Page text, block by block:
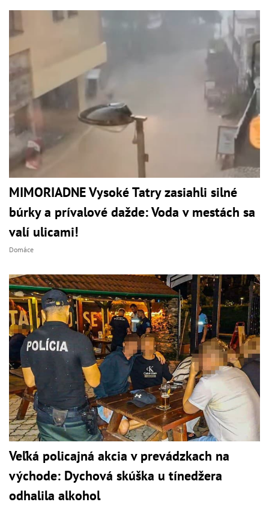
MIMORIADNE Vysoké Tatry zasiahli silné
búrky a prívalové dažde: Voda v mestách sa
valí ulicami!
Domáce
Veľká policajná akcia v prevádzkach na
východe: Dychová skúška u tínedžera
odhalila alkohol